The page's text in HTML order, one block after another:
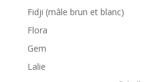
Fidji (mâle brun et blanc)
Flora
Gem
Lalie